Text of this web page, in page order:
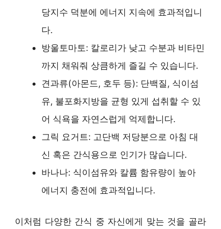
당지수 덕분에 에너지 지속에 효과적입니
다.
방울토마토: 칼로리가 낮고 수분과 비타민
까지 채워줘 상큼하게 즐길 수 있습니다.
견과류(아몬드, 호두 등): 단백질, 식이섬
유, 불포화지방을 균형 있게 섭취할 수 있
어 식욕을 자연스럽게 억제합니다.
그릭 요거트: 고단백 저당분으로 아침 대
신 혹은 간식용으로 인기가 많습니다.
바나나: 식이섬유와 칼륨 함유량이 높아
에너지 충전에 효과적입니다.
이처럼 다양한 간식 중 자신에게 맞는 것을 골라